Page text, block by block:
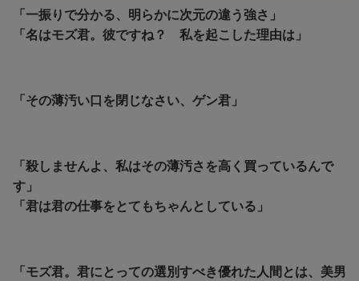
「一振りで分かる、明らかに次元の違う強さ」
「名はモズ君。彼ですね？ 私を起こした理由は」
「その薄汚い口を閉じなさい、ゲン君」
「殺しませんよ、私はその薄汚さを高く買っているんで
す」
「君は君の仕事をとてもちゃんとしている」
「モズ君。君にとっての選別すべき優れた人間とは、美男